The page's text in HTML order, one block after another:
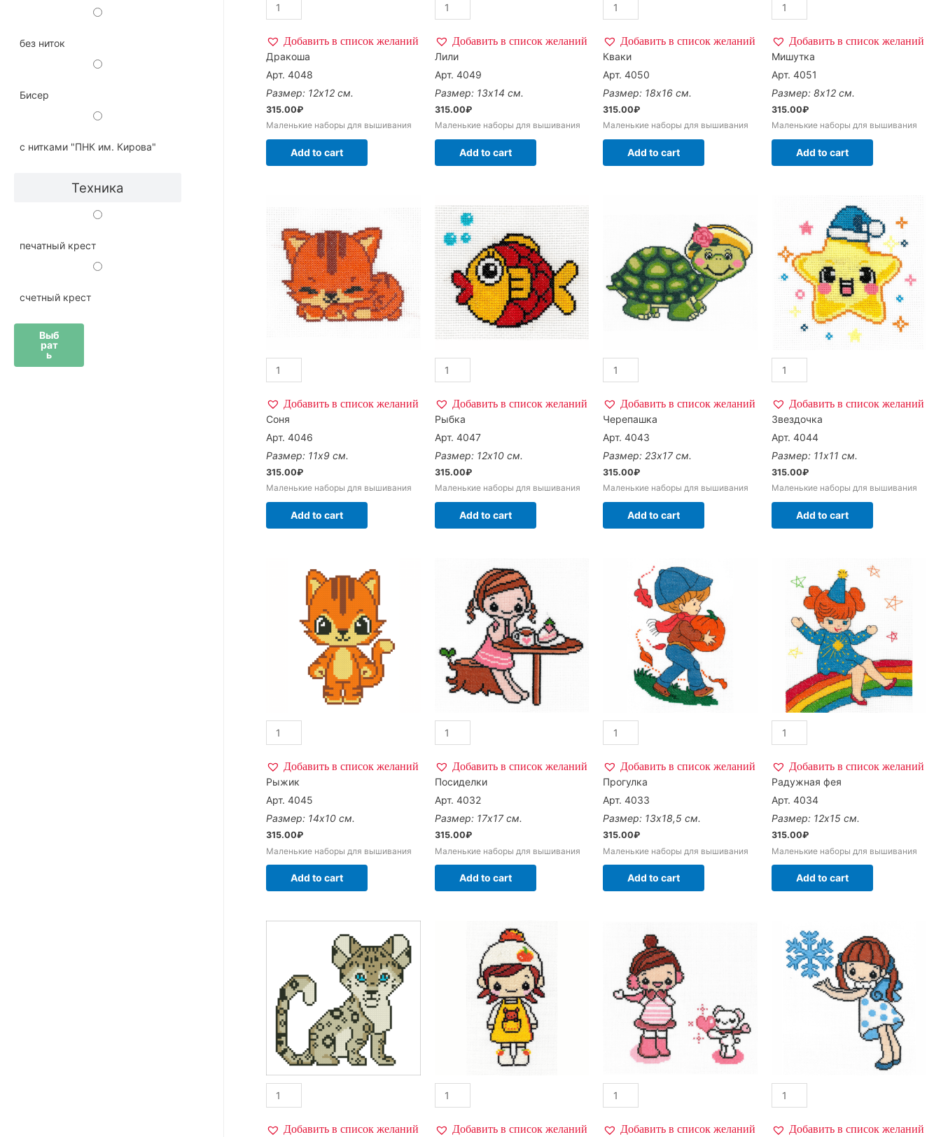
без ниток
Бисер
с нитками "ПНК им. Кирова"
Техника
печатный крест
счетный крест
Выб
рат
ь
Добавить в список желаний
Дракоша
Арт. 4048
Размер: 12х12 см.
315.00₽
Маленькие наборы для вышивания
Add to cart
Добавить в список желаний
Лили
Арт. 4049
Размер: 13х14 см.
315.00₽
Маленькие наборы для вышивания
Add to cart
Добавить в список желаний
Кваки
Арт. 4050
Размер: 18х16 см.
315.00₽
Маленькие наборы для вышивания
Add to cart
Добавить в список желаний
Мишутка
Арт. 4051
Размер: 8х12 см.
315.00₽
Маленькие наборы для вышивания
Add to cart
Добавить в список желаний
Соня
Арт. 4046
Размер: 11х9 см.
315.00₽
Маленькие наборы для вышивания
Add to cart
Добавить в список желаний
Рыбка
Арт. 4047
Размер: 12х10 см.
315.00₽
Маленькие наборы для вышивания
Add to cart
Добавить в список желаний
Черепашка
Арт. 4043
Размер: 23х17 см.
315.00₽
Маленькие наборы для вышивания
Add to cart
Добавить в список желаний
Звездочка
Арт. 4044
Размер: 11х11 см.
315.00₽
Маленькие наборы для вышивания
Add to cart
Добавить в список желаний
Рыжик
Арт. 4045
Размер: 14х10 см.
315.00₽
Маленькие наборы для вышивания
Add to cart
Добавить в список желаний
Посиделки
Арт. 4032
Размер: 17х17 см.
315.00₽
Маленькие наборы для вышивания
Add to cart
Добавить в список желаний
Прогулка
Арт. 4033
Размер: 13х18,5 см.
315.00₽
Маленькие наборы для вышивания
Add to cart
Добавить в список желаний
Радужная фея
Арт. 4034
Размер: 12х15 см.
315.00₽
Маленькие наборы для вышивания
Add to cart
Добавить в список желаний Добавить в список желаний Добавить в список желаний Добавить в список желаний